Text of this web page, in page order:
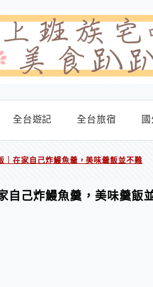
全台遊記 全台旅宿
｜在家自己炸鰻魚羹，美味羹飯並不難
自己炸鰻魚羹，美味羹飯